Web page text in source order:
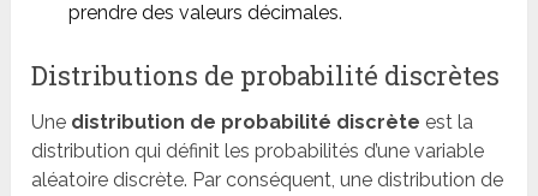
prendre des valeurs décimales.
Distributions de probabilité discrètes
Une distribution de probabilité discrète est la
distribution qui définit les probabilités d’une variable
aléatoire discrète. Par conséquent, une distribution de